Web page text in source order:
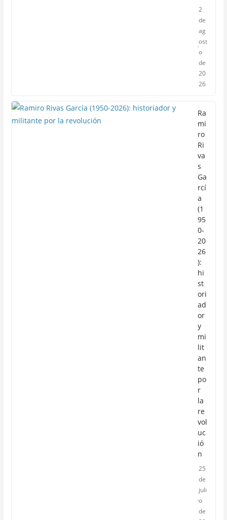
2
de
ag
ost
o
de
20
26
Ra
mi
ro
Ri
va
s
Ga
rcí
a
(1
95
0-
20
26
):
hi
st
ori
ad
or
y
mi
lit
an
te
po
r
la
re
vol
uc
ió
n
25
de
juli
o
de